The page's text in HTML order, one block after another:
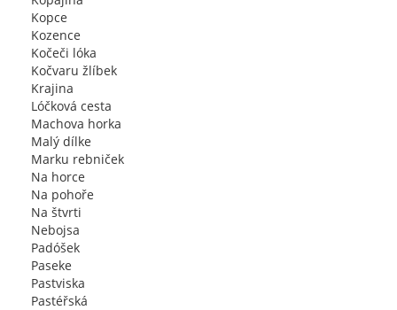
Kopce
Kozence
Kočeči lóka
Kočvaru žlíbek
Krajina
Lóčková cesta
Machova horka
Malý dílke
Marku rebniček
Na horce
Na pohoře
Na štvrti
Nebojsa
Padóšek
Paseke
Pastviska
Pastéřská